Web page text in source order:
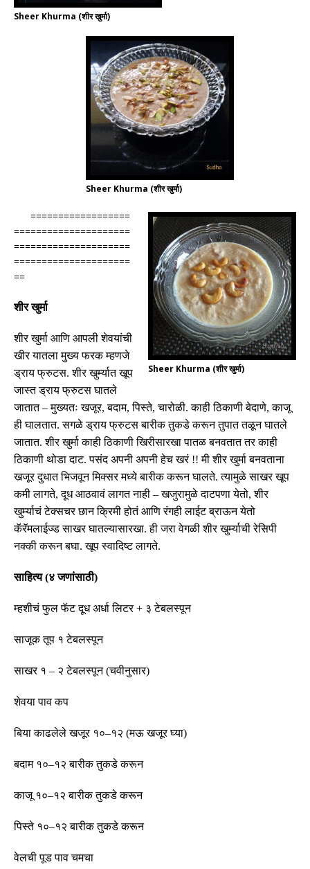
Sheer Khurma (शीर खुर्मा)
Sheer Khurma (शीर खुर्मा)
Sheer Khurma (शीर खुर्मा)
==================
=====================
=====================
=====================
==
शीर खुर्मा
शीर खुर्मा आणि आपली शेवयांची
खीर यातला मुख्य फरक म्हणजे
ड्राय फ्रुटस.शीर खुर्म्यात खूप
जास्त ड्राय फ्रुटस घातले
जातात–मुख्यतः खजूर,बदाम,पिस्ते,चारोळी.काही ठिकाणी बेदाणे,काजू
ही घालतात.सगळे ड्राय फ्रुटस बारीक तुकडे करून तुपात तळून घातले
जातात.शीर खुर्मा काही ठिकाणी खिरीसारखा पातळ बनवतात तर काही
ठिकाणी थोडा दाट.पसंद अपनी अपनी हेच खरं !!मी शीर खुर्मा बनवताना
खजूर दुधात भिजवून मिक्सर मध्ये बारीक करून घालते.त्यामुळे साखर खूप
कमी लागते,दूध आठवावं लागत नाही –खजुरामुळे दाटपणा येतो,शीर
खुर्म्याचं टेक्सचर छान क्रिमी होतं आणि रंगही लाईट ब्राऊन येतो
कॅरॅमलाईज्ड साखर घातल्यासारखा.ही जरा वेगळी शीर खुर्म्याची रेसिपी
नक्की करून बघा.खूप स्वादिष्ट लागते.
साहित्य(४ जणांसाठी)
म्हशीचं फुल फॅट दूध अर्धा लिटर+ ३ टेबलस्पून
साजूक तूप १ टेबलस्पून
साखर १ – २ टेबलस्पून(चवीनुसार)
शेवया पाव कप
बिया काढलेले खजूर १०–१२ (मऊ खजूर घ्या)
बदाम १०–१२ बारीक तुकडे करून
काजू १०–१२ बारीक तुकडे करून
पिस्ते १०–१२ बारीक तुकडे करून
वेलची पूड पाव चमचा